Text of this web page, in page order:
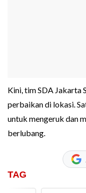
Kini, tim SDA Jakarta
perbaikan di lokasi.
untuk mengeruk dan
berlubang.
TAG